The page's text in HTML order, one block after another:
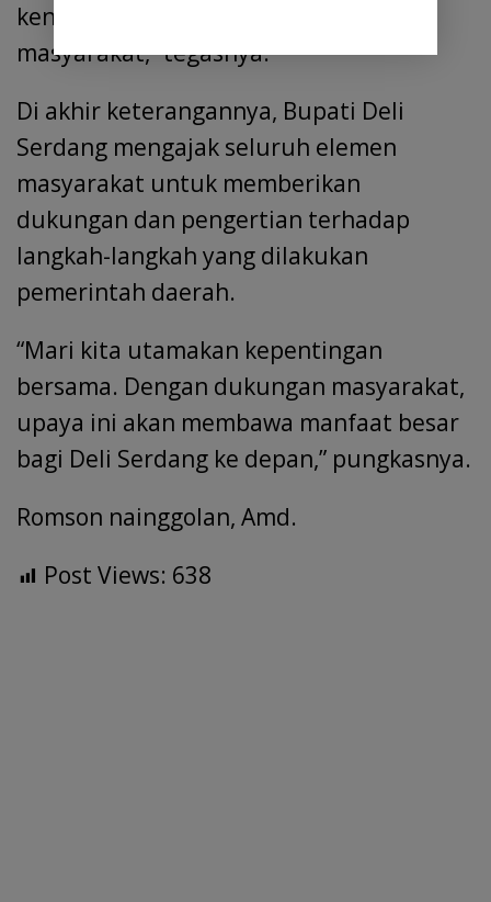
kenyamanan serta keselamatan
masyarakat,” tegasnya.
Di akhir keterangannya, Bupati Deli
Serdang mengajak seluruh elemen
masyarakat untuk memberikan
dukungan dan pengertian terhadap
langkah-langkah yang dilakukan
pemerintah daerah.
“Mari kita utamakan kepentingan
bersama. Dengan dukungan masyarakat,
upaya ini akan membawa manfaat besar
bagi Deli Serdang ke depan,” pungkasnya.
Romson nainggolan, Amd.
Post Views: 638